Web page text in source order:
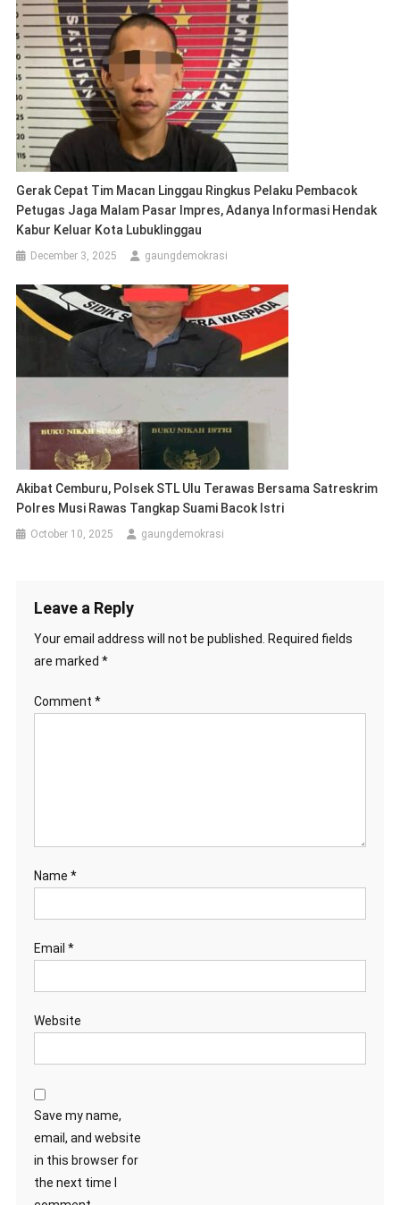
Gerak Cepat Tim Macan Linggau Ringkus Pelaku Pembacok
Petugas Jaga Malam Pasar Impres, Adanya Informasi Hendak
Kabur Keluar Kota Lubuklinggau
December 3, 2025 gaungdemokrasi
Akibat Cemburu, Polsek STL Ulu Terawas Bersama Satreskrim
Polres Musi Rawas Tangkap Suami Bacok Istri
October 10, 2025 gaungdemokrasi
Leave a Reply
Your email address will not be published.
Required fields
are marked *
Comment *
Name *
Email *
Website
Save my name,
email, and website
in this browser for
the next time I